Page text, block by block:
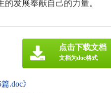
发展奉献自己的力量。
.doc》
点击下载文档
文档为doc格式